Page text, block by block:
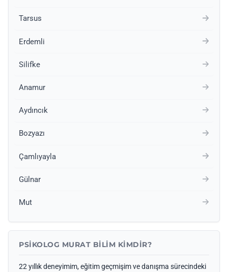
Tarsus
Erdemli
Silifke
Anamur
Aydıncık
Bozyazı
Çamlıyayla
Gülnar
Mut
PSIKOLOG MURAT BILIM KIMDIR?
22 yıllık deneyimim, eğitim geçmişim ve danışma sürecindeki